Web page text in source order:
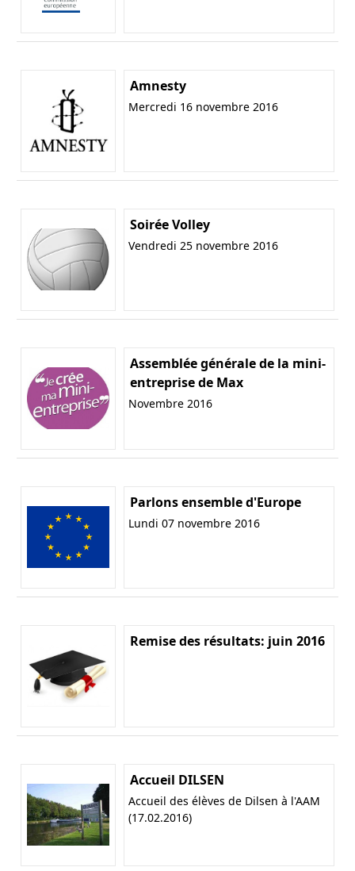
Amnesty
Mercredi 16 novembre 2016
Soirée Volley
Vendredi 25 novembre 2016
Assemblée générale de la mini-
entreprise de Max
Novembre 2016
Parlons ensemble d'Europe
Lundi 07 novembre 2016
Remise des résultats: juin 2016
Accueil DILSEN
Accueil des élèves de Dilsen à l'AAM
(17.02.2016)